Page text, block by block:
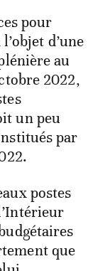
pour
d’une
au
2022,
un peu
par
postes
que